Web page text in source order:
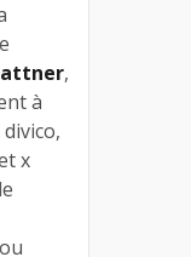
,
à
x